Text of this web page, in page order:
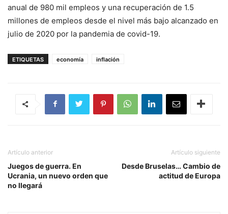
anual de 980 mil empleos y una recuperación de 1.5
millones de empleos desde el nivel más bajo alcanzado en
julio de 2020 por la pandemia de covid-19.
ETIQUETAS economía inflación
Artículo anterior
Juegos de guerra. En
Ucrania, un nuevo orden que
no llegará
Artículo siguiente
Desde Bruselas… Cambio de
actitud de Europa